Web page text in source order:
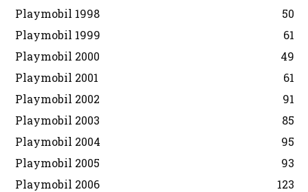
Playmobil 1998
50
Playmobil 1999
61
Playmobil 2000
49
Playmobil 2001
61
Playmobil 2002
91
Playmobil 2003
85
Playmobil 2004
95
Playmobil 2005
93
Playmobil 2006
123